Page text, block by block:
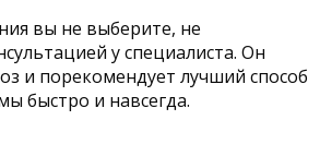
вы не выберите, не
у специалиста. Он
и порекомендует лучший способ
быстро и навсегда.